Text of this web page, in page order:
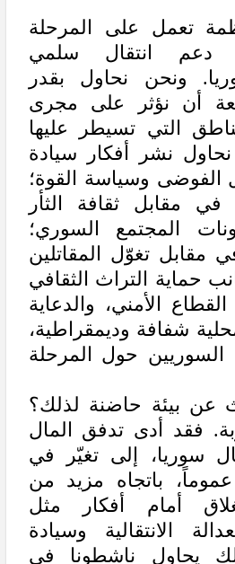
تعمل على المرحلة
دعم انتقال سلمي
ونحن نحاول بقدر
أن نؤثر على مجرى
التي تسيطر عليها
نشر أفكار سيادة
الفوضى وسياسة القوة؛
في مقابل ثقافة الثأر
المجتمع السوري؛
مقابل تغوّل المقاتلين
حماية التراث الثقافي
الأمني، والدعاية
شفافة وديمقراطية،
حول المرحلة
عن بيئة حاضنة لذلك؟
فقد أدى تدفق المال
سوريا، إلى تغيّر في
باتجاه مزيد من
أمام أفكار مثل
الانتقالية وسيادة
يحاول ناشطونا في